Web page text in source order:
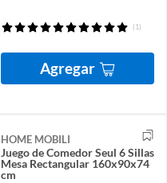
(1)
Agregar
HOME MOBILI
Juego de Comedor Seul 6 Sillas
Mesa Rectangular 160x90x74
cm